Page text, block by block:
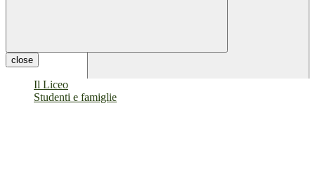
close
Il Liceo
Studenti e famiglie